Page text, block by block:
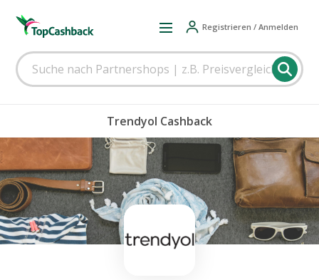
Registrieren / Anmelden
Trendyol Cashback